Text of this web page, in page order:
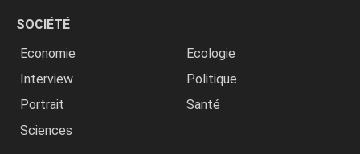
SOCIÉTÉ
Economie
Ecologie
Interview
Politique
Portrait
Santé
Sciences